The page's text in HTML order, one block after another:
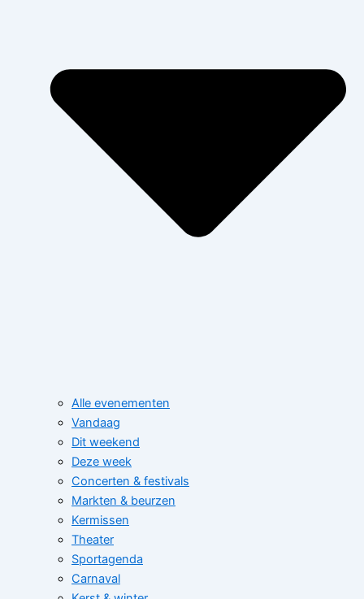
Alle evenementen
Vandaag
Dit weekend
Deze week
Concerten & festivals
Markten & beurzen
Kermissen
Theater
Sportagenda
Carnaval